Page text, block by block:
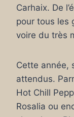
Carhaix. De
pour tous les
voire du très
Cette année,
attendus.
Hot Chill
Rosalia ou